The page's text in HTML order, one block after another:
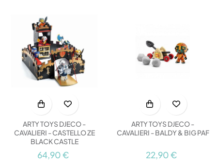
ARTY TOYS DJECO -
CAVALIERI - CASTELLO ZE
BLACK CASTLE
64,90 €
ARTY TOYS DJECO -
CAVALIERI - BALDY & BIG PAF
22,90 €